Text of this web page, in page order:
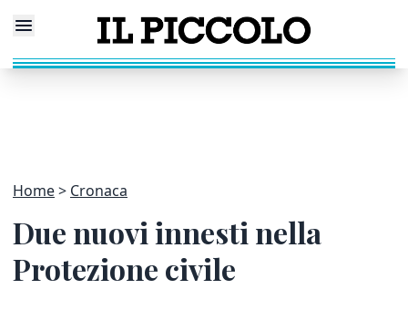
Home Cronaca
Due nuovi innesti nella
Protezione civile